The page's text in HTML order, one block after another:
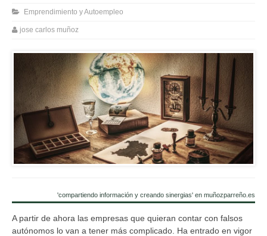
Emprendimiento y Autoempleo
jose carlos muñoz
'compartiendo información y creando sinergias' en muñozparreño.es
A partir de ahora las empresas que quieran contar con falsos
autónomos lo van a tener más complicado. Ha entrado en vigor